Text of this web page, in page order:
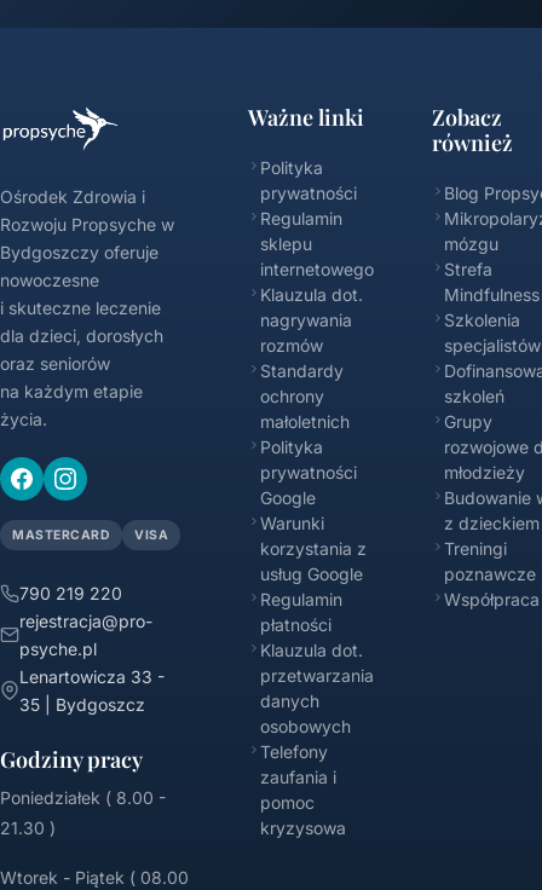
Ośrodek Zdrowia i
Rozwoju Propsyche w
Bydgoszczy oferuje
nowoczesne
i skuteczne leczenie
dla dzieci, dorosłych
oraz seniorów
na każdym etapie
życia.
MASTERCARD VISA
790 219 220
rejestracja@pro-
psyche.pl
Lenartowicza 33 -
35 | Bydgoszcz
Godziny pracy
Poniedziałek ( 8.00 -
21.30 )
Wtorek - Piątek ( 08.00
Ważne linki
Polityka
prywatności
Regulamin
sklepu
internetowego
Klauzula dot.
nagrywania
rozmów
Standardy
ochrony
małoletnich
Polityka
prywatności
Google
Warunki
korzystania z
usług Google
Regulamin
płatności
Klauzula dot.
przetwarzania
danych
osobowych
Telefony
zaufania i
pomoc
kryzysowa
Zobacz
również
Blog
mózgu
Strefa
Mindfulness
Szkolenia
specjalistów
szkoleń
Grupy
rozwojowe
młodzieży
Budowanie
z dzieckiem
Treningi
poznawcze
Współpraca